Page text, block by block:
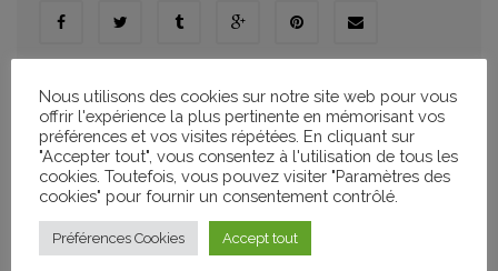
CATÉGORIES
Ateliers de Pratique Artistique
ATELIER KIOSQUE DE L’INFO
Animation culturelle organisée par les bibliothèques et les
Nous utilisons des cookies sur notre site web pour vous
offrir l'expérience la plus pertinente en mémorisant vos
préférences et vos visites répétées. En cliquant sur
"Accepter tout", vous consentez à l'utilisation de tous les
cookies. Toutefois, vous pouvez visiter "Paramètres des
cookies" pour fournir un consentement contrôlé.
Préférences Cookies Accept tout